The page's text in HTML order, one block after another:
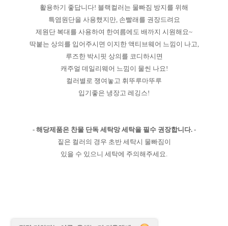
활용하기 좋답니다! 블랙컬러는 물빠짐 방지를 위해
특염원단을 사용했지만, 손빨래를 권장드려요
제원단 복대를 사용하여 한여름에도 배까지 시원해요~
딱붙는 상의를 입어주시면 이지한 액티브웨어 느낌이 나고,
루즈한 박시핏 상의를 코디하시면
캐주얼 데일리웨어 느낌이 물씬 나요!
컬러별로 쟁여놓고 휘뚜루마뚜루
입기좋은 냉장고 레깅스!
- 해당제품은 찬물 단독 세탁망 세탁을 필수 권장합니다. -
짙은 컬러의 경우 초반 세탁시 물빠짐이
있을 수 있으니 세탁에 주의해주세요.